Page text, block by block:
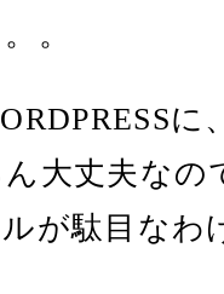
。
大丈夫なの
が駄目なわ